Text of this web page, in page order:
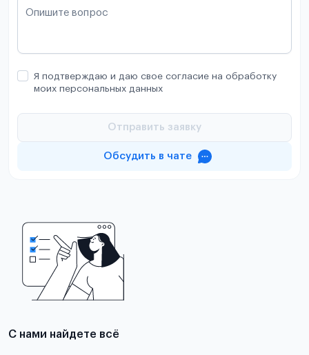
Опишите вопрос
Я подтверждаю и даю свое согласие на обработку
моих персональных данных
Отправить заявку
Обсудить в чате
С нами найдете всё